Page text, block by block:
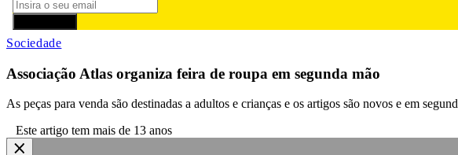
Sociedade
Associação Atlas organiza feira de roupa em segunda mão
As peças para venda são destinadas a adultos e crianças e os artigos são novos e em
Este artigo tem mais de 13 anos